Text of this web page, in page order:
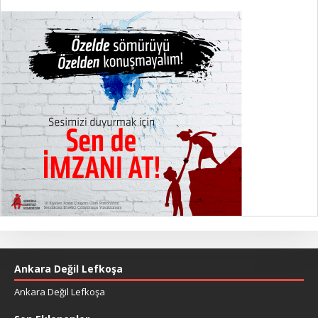
Ankara Değil Lefkoşa
Ankara Değil Lefkoşa